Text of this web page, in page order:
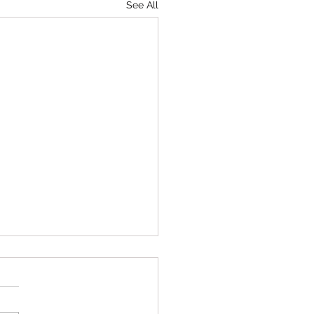
See All